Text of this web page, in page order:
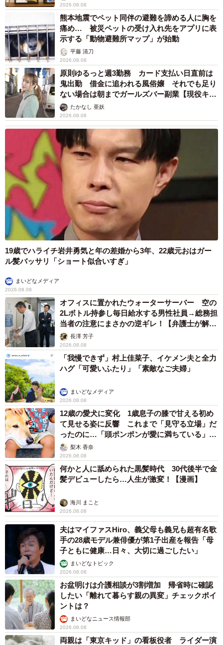
2026.08.08
熊本地震でペット同伴の避難を諦める人に胸を
痛め… 被災ペットの受け入れ先をアプリに表
示する「動物避難所マップ」が始動
平藤 清刀
2026.08.08
原則ゆるっと週3勤務 カード支払い日直前は
鬼出勤 借金に追われる風俗嬢 それでも足り
ない場合は朝までガールズバー副業【現役キャ
ストに取材】
たかなし 亜妖
2026.08.08
19歳でハライチ岩井勇気と年の差婚から3年、22歳元おはガー
ル髪バッサリ「ショート似合いすぎ」
まいどなメディア
2026.08.08
オフィスに置かれたウォーターサーバー 空の
2Lボトル持参し毎日給水する男性社員→総務担
当者の注意にまさかの逆ギレ！【弁護士が解
説】長澤 芳子
2026.08.08
「我慢できず」村上佳菜子、イケメン夫と全力
ハグ「可愛いふたり」「素敵なご夫婦」
まいどなメディア
2026.08.08
12歳の愛犬に変化 1歳息子の膝で甘える初め
て見せる姿に反響 これまで「見守る立場」だ
ったのに…「頭ポンポンが愛に満ちている」
「尊…」
梨木 香奈
2026.08.08
何かと人に舐められた黒髪時代 30代後半で金
髪デビューしたら…人生が激変！【漫画】
海川 まこと
2026.08.08
夫はマイファスHiro、義父母も義兄も超有名歌
手の28歳モデル兼俳優が第1子出産を報告「母
子ともに健康…日々、大切に過ごしたい」
まいどなトピック
2026.08.08
お盆明けは介護相談が3割増加 帰省時に確認
したい「離れて暮らす親の異変」チェックポイ
ントは？
まいどなニュース情報部
2026.08.08
両親は「東京キッド」の看板役者 ライダー演